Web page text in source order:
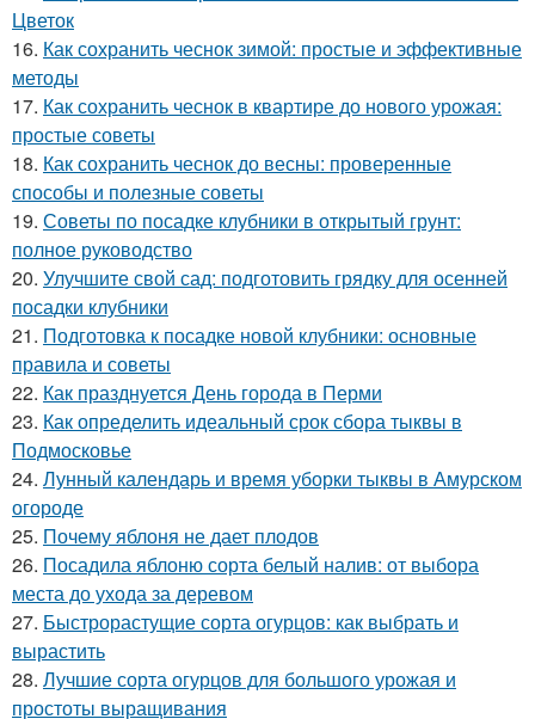
Цветок
16. Как сохранить чеснок зимой: простые и эффективные
методы
17. Как сохранить чеснок в квартире до нового урожая:
простые советы
18. Как сохранить чеснок до весны: проверенные
способы и полезные советы
19. Советы по посадке клубники в открытый грунт:
полное руководство
20. Улучшите свой сад: подготовить грядку для осенней
посадки клубники
21. Подготовка к посадке новой клубники: основные
правила и советы
22. Как празднуется День города в Перми
23. Как определить идеальный срок сбора тыквы в
Подмосковье
24. Лунный календарь и время уборки тыквы в Амурском
огороде
25. Почему яблоня не дает плодов
26. Посадила яблоню сорта белый налив: от выбора
места до ухода за деревом
27. Быстрорастущие сорта огурцов: как выбрать и
вырастить
28. Лучшие сорта огурцов для большого урожая и
простоты выращивания